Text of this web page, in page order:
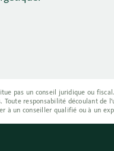
pas un conseil juridique ou
responsabilité découlant de
à un conseiller qualifié ou à un